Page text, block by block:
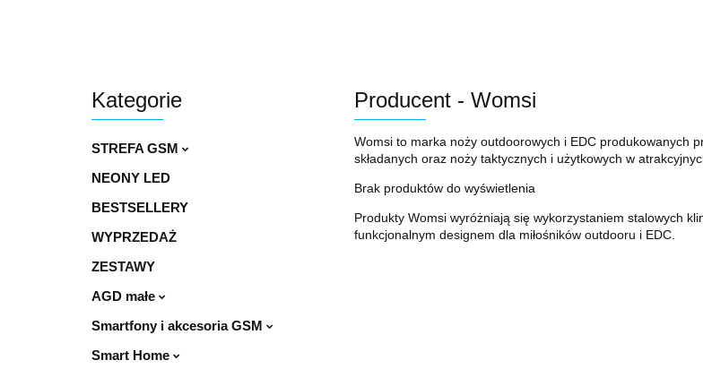
Kategorie
STREFA GSM
NEONY LED
BESTSELLERY
WYPRZEDAŻ
ZESTAWY
AGD małe
Smartfony i akcesoria GSM
Smart Home
Producent - Womsi
Womsi to marka noży outdoorowych i EDC produkowanych
składanych oraz noży taktycznych i użytkowych w
Brak produktów do wyświetlenia
Produkty Womsi wyróżniają się wykorzystaniem stalowych
funkcjonalnym designem dla miłośników outdooru i EDC.